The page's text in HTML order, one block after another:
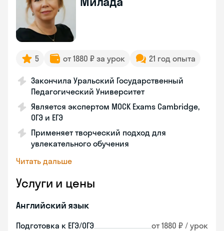
5 от 1880 ₽ за урок 21 год опыта
Закончила Уральский Государственный
Педагогический Университет
Является экспертом MOCK Exams Cambridge,
ОГЭ и ЕГЭ
Применяет творческий подход для
увлекательного обучения
Читать дальше
Услуги и цены
Английский язык
Подготовка к ЕГЭ/ОГЭ от 1880 ₽ / урок